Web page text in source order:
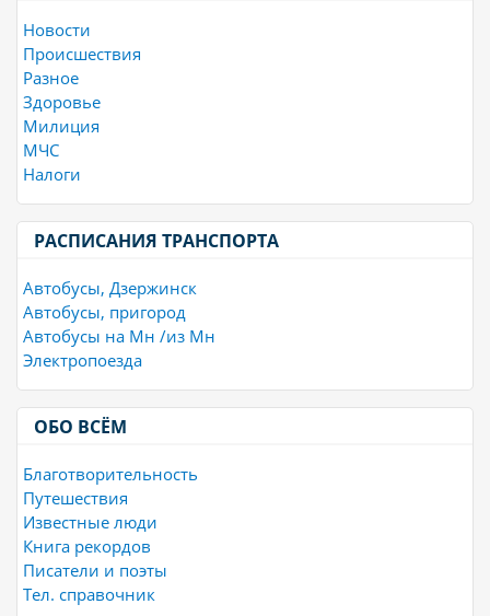
Новости
Происшествия
Разное
Здоровье
Милиция
МЧС
Налоги
РАСПИСАНИЯ ТРАНСПОРТА
Автобусы, Дзержинск
Автобусы, пригород
Автобусы на Мн /из Мн
Электропоезда
ОБО ВСЁМ
Благотворительность
Путешествия
Известные люди
Книга рекордов
Писатели и поэты
Тел. справочник